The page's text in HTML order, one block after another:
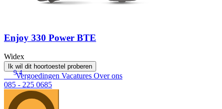
Enjoy 330 Power BTE
Widex
Ik wil dit hoortoestel proberen
9.4
Vergoedingen Vacatures Over ons
085 - 225 0685